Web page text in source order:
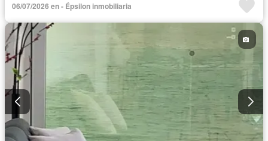
06/07/2026 en - Épsilon inmobiliaria